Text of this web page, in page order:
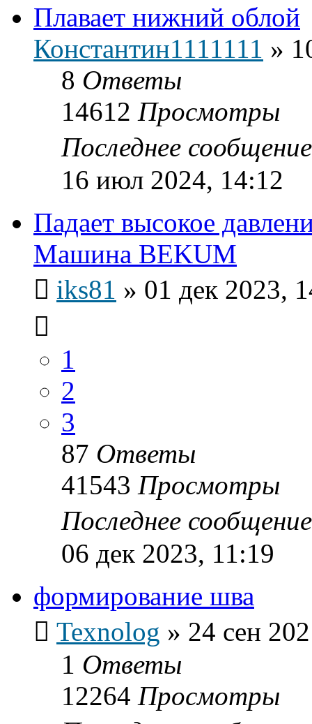
Плавает нижний облой
Константин1111111 »
8 Ответы
14612 Просмотры
Последнее
16 июл 2024, 14:12
Падает высокое
Машина BEKUM
iks81 » 01 дек 2023,
1
2
3
87 Ответы
41543 Просмотры
Последнее
06 дек 2023, 11:19
формирование шва
Texnolog » 24 сен
1 Ответы
12264 Просмотры